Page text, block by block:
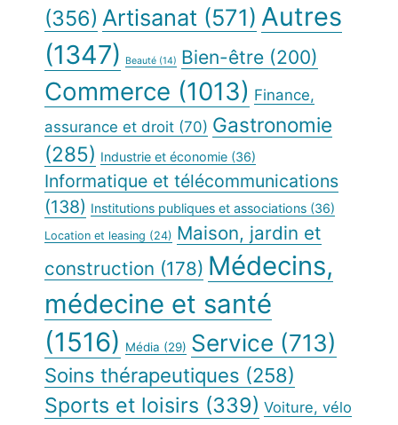
(356) Artisanat (571) Autres
(1347)
Beauté (14) Bien-être (200)
Commerce (1013) Finance,
assurance et droit (70) Gastronomie
(285) Industrie et économie (36)
Informatique et télécommunications
(138) Institutions publiques et associations (36)
Location et leasing (24) Maison, jardin et
construction (178) Médecins,
médecine et santé
(1516) Média (29) Service (713)
Soins thérapeutiques (258)
Sports et loisirs (339) Voiture, vélo